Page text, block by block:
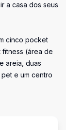
a casa dos seus
cinco pocket
(área de
areia, duas
e um centro